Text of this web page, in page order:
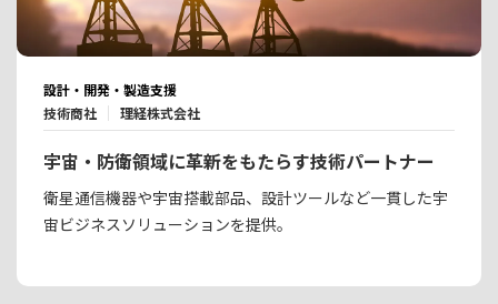
設計・開発・製造支援
技術商社
理経株式会社
宇宙・防衛領域に革新をもたらす技術パートナー
衛星通信機器や宇宙搭載部品、設計ツールなど一貫した宇
宙ビジネスソリューションを提供。